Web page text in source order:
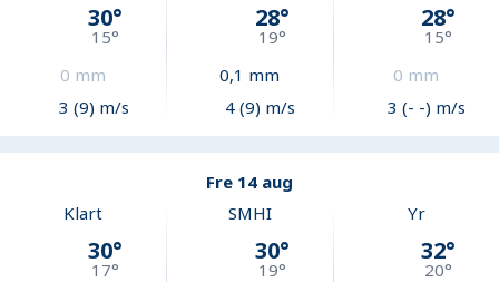
30°
15°
0 mm
3 (9) m/s
28°
19°
0,1 mm
4 (9) m/s
28°
15°
0 mm
3 (- -) m/s
Fre 14 aug
Klart
30°
17°
SMHI
30°
19°
Yr
32°
20°